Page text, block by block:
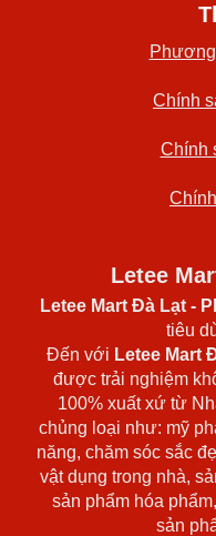
Chính
Chính
Letee
Letee Mart Đà Lạt -
tiêu
Đến với Letee Mart
được trải nghiệm
100% xuất xứ từ
chủng loại như: mỹ
năng, chăm sóc sắc
vật dụng trong nhà,
sản phẩm hóa
sản